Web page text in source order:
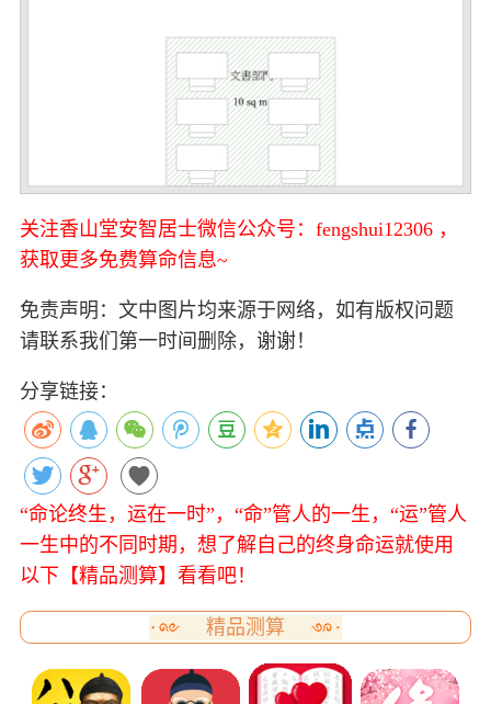
关注香山堂安智居士微信公众号：fengshui12306 ，
获取更多免费算命信息~
免责声明：文中图片均来源于网络，如有版权问题
请联系我们第一时间删除，谢谢！
分享链接：
“命论终生，运在一时”，“命”管人的一生，“运”管人
一生中的不同时期，想了解自己的终身命运就使用
以下【精品测算】看看吧！
精品测算